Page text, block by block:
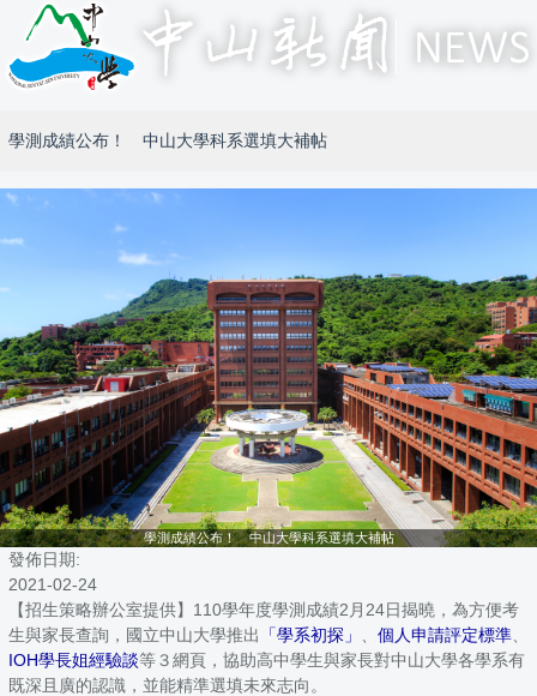
學測成績公布！ 中山大學科系選填大補帖
學測成績公布！ 中山大學科系選填大補帖
發佈日期:
2021-02-24
【招生策略辦公室提供】110學年度學測成績2月24日揭曉，為方便考
生與家長查詢，國立中山大學推出
「學系初探」 個人申請評定標準
IOH學長姐經驗談等３網頁，協助高中學生與家長對中山大學各學系有
既深且廣的認識，並能精準選填未來志向。